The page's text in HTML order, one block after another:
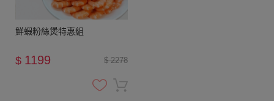
鮮蝦粉絲煲特惠組
$ 2278
$ 1199